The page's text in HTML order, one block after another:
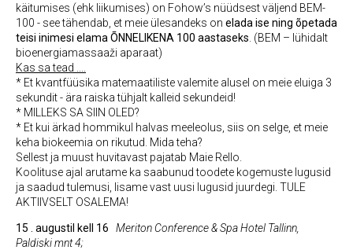
käitumises (ehk liikumises) on Fohow’s nüüdsest väljend BEM-
100 - see tähendab, et meie ülesandeks on elada ise ning õpetada
teisi inimesi elama ÕNNELIKENA 100 aastaseks . (BEM – lühidalt
bioenergiamassaaži aparaat)
Kas sa tead ....
* Et kvantfüüsika matemaatiliste valemite alusel on meie eluiga 3
sekundit - ära raiska tühjalt kalleid sekundeid!
* MILLEKS SA SIIN OLED?
* Et kui ärkad hommikul halvas meeleolus, siis on selge, et meie
keha biokeemia on rikutud. Mida teha?
Sellest ja muust huvitavast pajatab Maie Rello.
Koolituse ajal arutame ka saabunud toodete kogemuste lugusid
ja saadud tulemusi, lisame vast uusi lugusid juurdegi. TULE
AKTIIVSELT OSALEMA!
15 . augustil kell 16 Meriton Conference & Spa Hotel Tallinn,
Paldiski mnt 4;